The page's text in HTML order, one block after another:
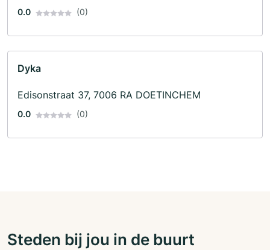
0.0 (0)
Dyka
Edisonstraat 37, 7006 RA DOETINCHEM
0.0 (0)
Steden bij jou in de buurt